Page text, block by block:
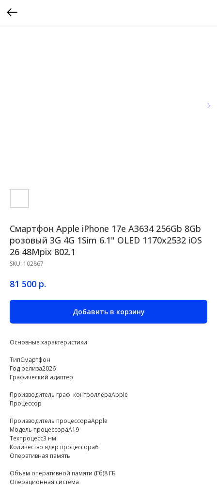
Смартфон Apple iPhone 17e A3634 256Gb 8Gb
розовый 3G 4G 1Sim 6.1" OLED 1170x2532 iOS
26 48Mpix 802.1
SKU: 102867
81 500 р.
Добавить в корзину
Основные характеристики
ТипСмартфон
Год релиза2026
Графический адаптер
Производитель граф. контроллераApple
Процессор
Производитель процессораApple
Модель процессораA19
Техпроцесс3 нм
Количество ядер процессора6
Оперативная память
Объем оперативной памяти (Гб)8 ГБ
Операционная система